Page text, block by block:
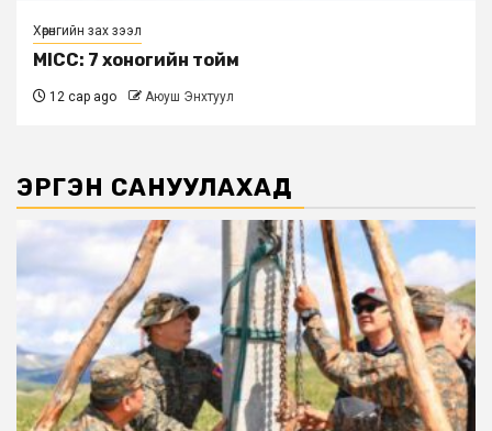
Хөрөнгийн зах зээл
MICC: 7 хоногийн тойм
12 сар ago Аюуш Энхтуул
ЭРГЭН САНУУЛАХАД